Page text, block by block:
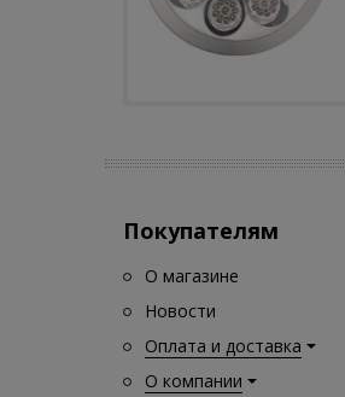
Покупателям
О магазине
Новости
Оплата и доставка
О компании